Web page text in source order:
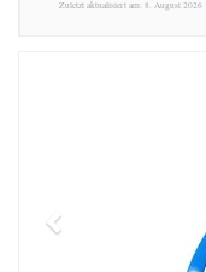
Zuletzt aktualisiert am: 8. August 2026